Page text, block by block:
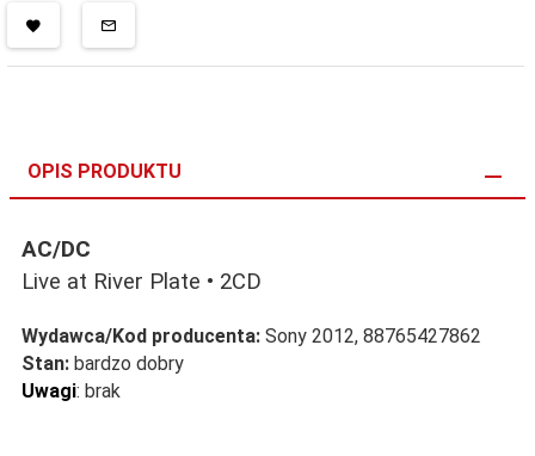
OPIS PRODUKTU
AC/DC
Live at River Plate • 2CD
Wydawca/Kod producenta: Sony 2012, 88765427862
Stan: bardzo dobry
Uwagi: brak